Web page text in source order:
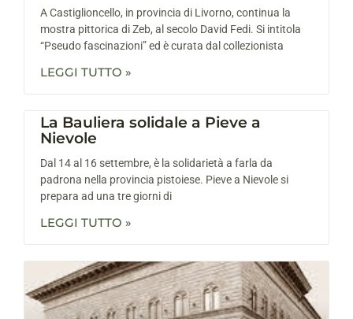
A Castiglioncello, in provincia di Livorno, continua la
mostra pittorica di Zeb, al secolo David Fedi. Si intitola
“Pseudo fascinazioni” ed è curata dal collezionista
LEGGI TUTTO »
La Bauliera solidale a Pieve a
Nievole
Dal 14 al 16 settembre, è la solidarietà a farla da
padrona nella provincia pistoiese. Pieve a Nievole si
prepara ad una tre giorni di
LEGGI TUTTO »